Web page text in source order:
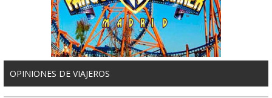
OPINIONES DE VIAJEROS